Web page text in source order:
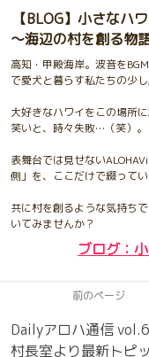
【BLOG】小さなハ
〜海辺の村を創る物
高知・甲殿海岸。波音を
で愛犬と暮らす私たちの少
大好きなハワイをこの場所
笑いと、時々失敗…（笑）。
表舞台では見せない
側」を、ここだけで綴ってい
共に村を創るような気持ち
いてみませんか？
ブログ：
前のページ
Dailyアロハ通信
村長室より最新トピ